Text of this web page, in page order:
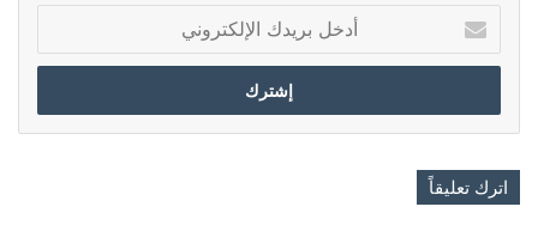
بريدك
الإلكتروني
اترك تعليقاً